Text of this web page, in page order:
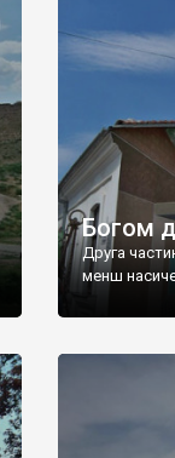
Богом
Друга
менш